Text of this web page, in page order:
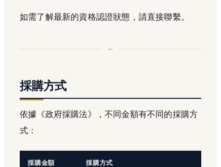
如需了解最新的資格認證狀態，請直接聯繫。
採購方式
依據《政府採購法》，不同金額有不同的採購方
式：
採購金額 採購方式